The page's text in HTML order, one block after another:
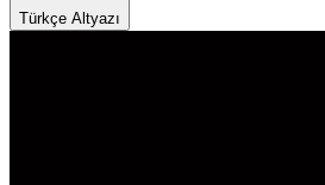
Türkçe Altyazı